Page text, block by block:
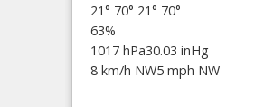
21° 70° 21° 70°
63%
1017 hPa30.03 inHg
8 km/h NW5 mph NW